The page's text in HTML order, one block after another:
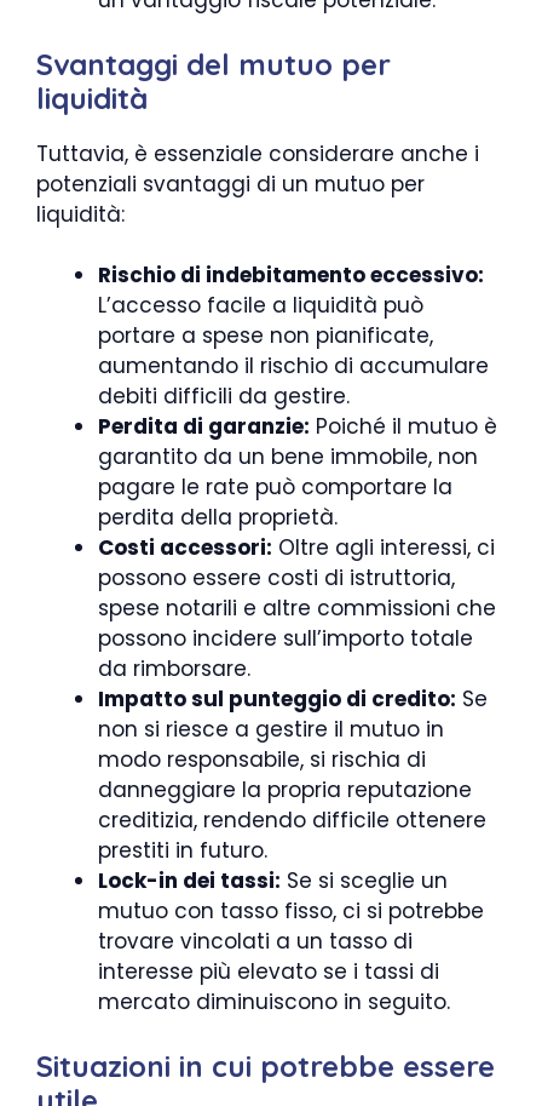
Svantaggi del mutuo per
liquidità
Tuttavia, è essenziale considerare anche i
potenziali svantaggi di un mutuo per
liquidità:
Rischio di indebitamento eccessivo:
L’accesso facile a liquidità può
portare a spese non pianificate,
aumentando il rischio di accumulare
debiti difficili da gestire.
Perdita di garanzie: Poiché il mutuo è
garantito da un bene immobile, non
pagare le rate può comportare la
perdita della proprietà.
Costi accessori: Oltre agli interessi, ci
possono essere costi di istruttoria,
spese notarili e altre commissioni che
possono incidere sull’importo totale
da rimborsare.
Impatto sul punteggio di credito: Se
non si riesce a gestire il mutuo in
modo responsabile, si rischia di
danneggiare la propria reputazione
creditizia, rendendo difficile ottenere
prestiti in futuro.
Lock-in dei tassi: Se si sceglie un
mutuo con tasso fisso, ci si potrebbe
trovare vincolati a un tasso di
interesse più elevato se i tassi di
mercato diminuiscono in seguito.
Situazioni in cui potrebbe essere